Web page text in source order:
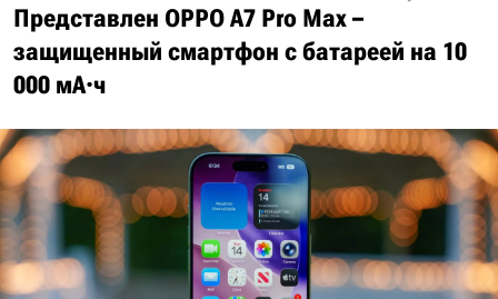
Представлен OPPO A7 Pro Max –
защищенный смартфон с батареей на 10
000 мА·ч